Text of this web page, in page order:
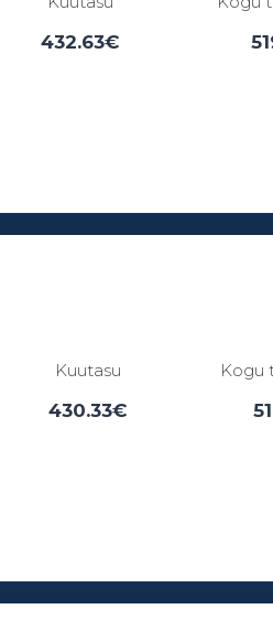
432.63€
Kuutasu
430.33€
Kogu